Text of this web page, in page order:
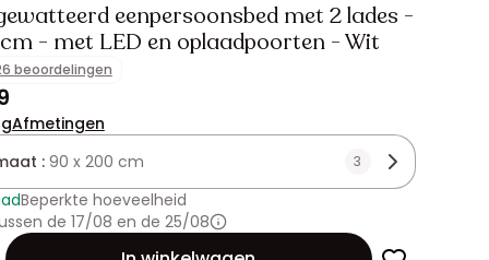
eenpersoonsbed met 2 lades -
- met LED en oplaadpoorten - Wit
beoordelingen
Afmetingen
: 90 x 200 cm 3
Beperkte hoeveelheid
de 17/08 en de 25/08